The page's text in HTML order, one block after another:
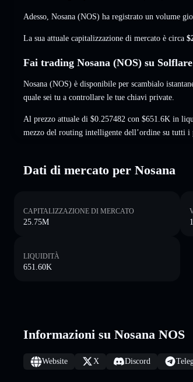
Adesso, Nosana (NOS) ha registrato un volume
La sua attuale capitalizzazione di mercato è circa
Fai trading Nosana (NOS) su Solflare
Nosana (NOS) è disponibile per scambialo
quale sei tu a controllare le tue chiavi private.
Al prezzo attuale di $0.257482 con $651.6K in
mezzo del routing intelligente dell’ordine su tutti i
Dati di mercato per Nosana
CAPITALIZZAZIONE DI MERCATO
25.75M
LIQUIDITÀ
651.60K
Informazioni su Nosana NOS
Website X Discord